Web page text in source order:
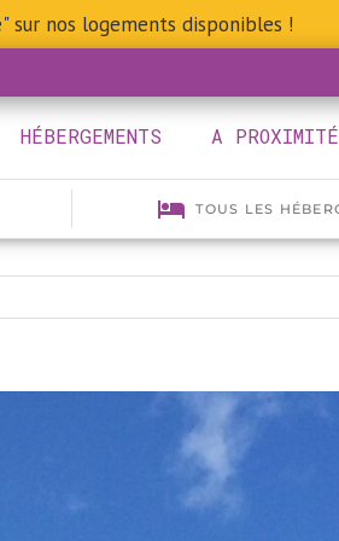
sur nos logements disponibles !
HÉBERGEMENTS A PROXIMITÉ